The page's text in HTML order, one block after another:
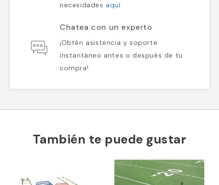
necesidades aquí.
Chatea con un experto
¡Obtén asistencia y soporte
instantáneo antes o después de tu
compra!
También te puede gustar